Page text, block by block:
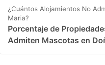
¿Cuántos Alojamientos No
Maria?
Porcentaje de
Admiten Mascotas en